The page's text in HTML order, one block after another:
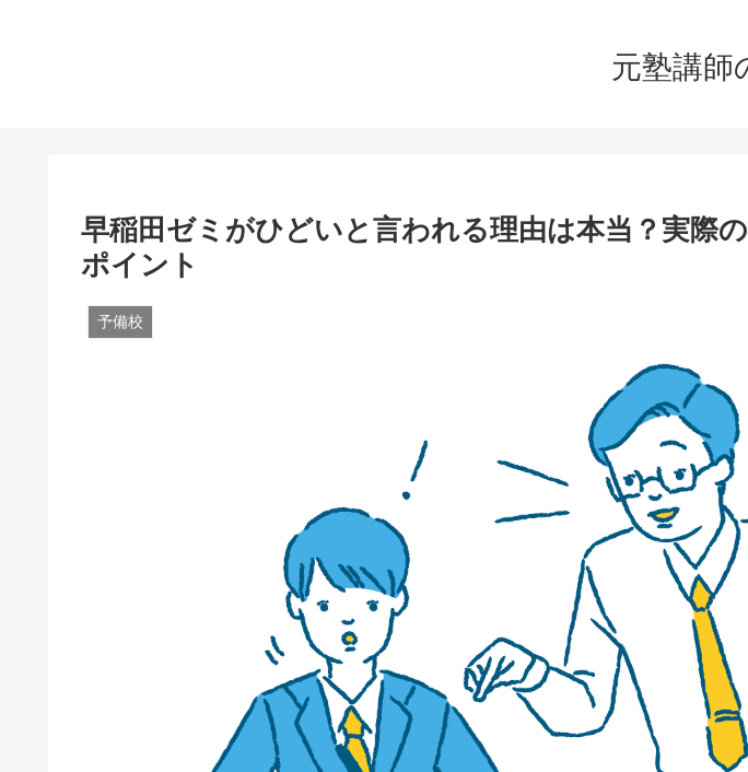
元塾講師
早稲田ゼミがひどいと言われる理由は本当？実際
ポイント
予備校